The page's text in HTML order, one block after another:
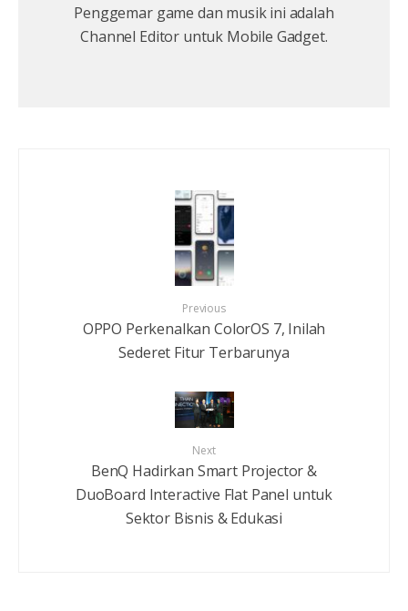
Penggemar game dan musik ini adalah
Channel Editor untuk Mobile Gadget.
Previous
OPPO Perkenalkan ColorOS 7, Inilah
Sederet Fitur Terbarunya
Next
BenQ Hadirkan Smart Projector &
DuoBoard Interactive Flat Panel untuk
Sektor Bisnis & Edukasi